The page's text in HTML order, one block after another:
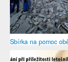
Sbírka na pomoc